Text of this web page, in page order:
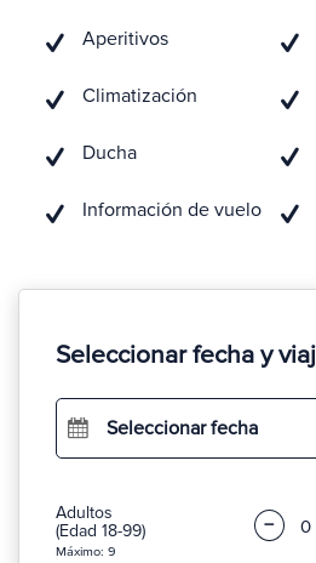
Aperitivos
Climatización
Ducha
Información de vuelo
Seleccionar fecha y
Seleccionar fecha
Adultos
(Edad 18-99)
Máximo: 9
−